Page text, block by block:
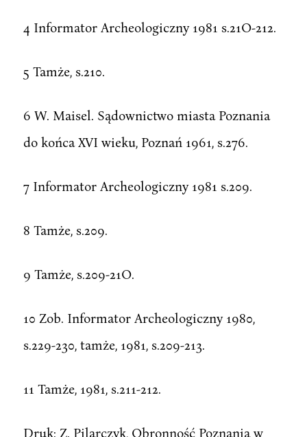
4 Informator Archeologiczny 1981 s.21O-212.
5 Tamże, s.210.
6 W. Maisel. Sądownictwo miasta Poznania
do końca XVI wieku, Poznań 1961, s.276.
7 Informator Archeologiczny 1981 s.209.
8 Tamże, s.209.
9 Tamże, s.209-21O.
10 Zob. Informator Archeologiczny 1980,
s.229-230, tamże, 1981, s.209-213.
11 Tamże, 1981, s.211-212.
Druk: Z. Pilarczyk, Obronność Poznania w